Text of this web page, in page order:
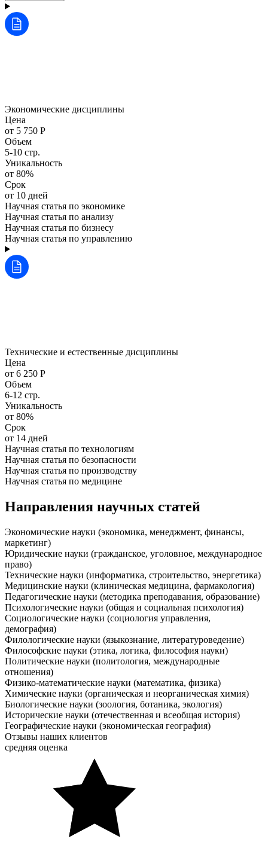
Экономические дисциплины
Цена
от 5 750 Р
Объем
5-10 стр.
Уникальность
от 80%
Срок
от 10 дней
Научная статья по экономике
Научная статья по анализу
Научная статья по бизнесу
Научная статья по управлению
Технические и естественные дисциплины
Цена
от 6 250 Р
Объем
6-12 стр.
Уникальность
от 80%
Срок
от 14 дней
Научная статья по технологиям
Научная статья по безопасности
Научная статья по производству
Научная статья по медицине
Направления научных статей
Экономические науки (экономика, менеджмент, финансы,
маркетинг)
Юридические науки (гражданское, уголовное, международное
право)
Технические науки (информатика, строительство, энергетика)
Медицинские науки (клиническая медицина, фармакология)
Педагогические науки (методика преподавания, образование)
Психологические науки (общая и социальная психология)
Социологические науки (социология управления,
демография)
Филологические науки (языкознание, литературоведение)
Философские науки (этика, логика, философия науки)
Политические науки (политология, международные
отношения)
Физико-математические науки (математика, физика)
Химические науки (органическая и неорганическая химия)
Биологические науки (зоология, ботаника, экология)
Исторические науки (отечественная и всеобщая история)
Географические науки (экономическая география)
Отзывы наших клиентов
средняя оценка